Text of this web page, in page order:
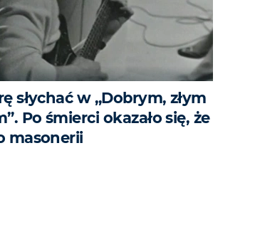
słychać w „Dobrym, złym
Po śmierci okazało się, że
masonerii